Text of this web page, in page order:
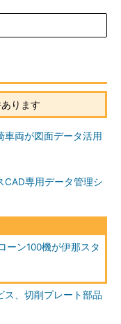
ります
車両が図面データ活用
CAD専用データ管理シ
ーン100機が伊那スタ
ス、切削プレート部品